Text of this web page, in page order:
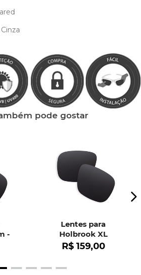
Cinza
pode gostar
-
Lentes para
Holbrook XL
R$ 159,00